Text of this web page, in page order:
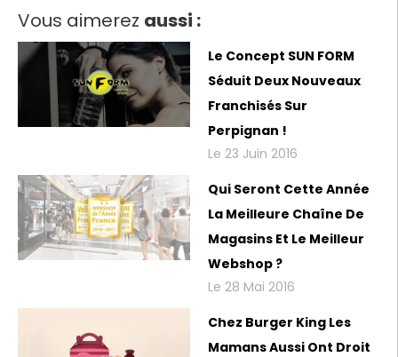
Vous aimerez aussi :
Le Concept SUN FORM
Séduit Deux Nouveaux
Franchisés Sur
Perpignan !
Le 23 Juin 2016
Qui Seront Cette Année
La Meilleure Chaîne De
Magasins Et Le Meilleur
Webshop ?
Le 28 Mai 2016
Chez Burger King Les
Mamans Aussi Ont Droit